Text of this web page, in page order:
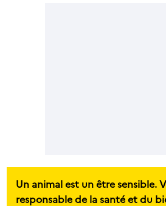
Un animal est un être sensible.
responsable de la santé et du